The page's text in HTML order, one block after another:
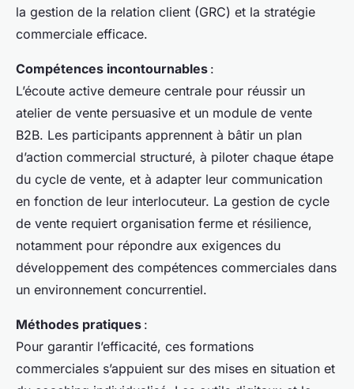
la gestion de la relation client (GRC) et la stratégie
commerciale efficace.
Compétences incontournables :
L’écoute active demeure centrale pour réussir un
atelier de vente persuasive et un module de vente
B2B. Les participants apprennent à bâtir un plan
d’action commercial structuré, à piloter chaque étape
du cycle de vente, et à adapter leur communication
en fonction de leur interlocuteur. La gestion de cycle
de vente requiert organisation ferme et résilience,
notamment pour répondre aux exigences du
développement des compétences commerciales dans
un environnement concurrentiel.
Méthodes pratiques :
Pour garantir l’efficacité, ces formations
commerciales s’appuient sur des mises en situation et